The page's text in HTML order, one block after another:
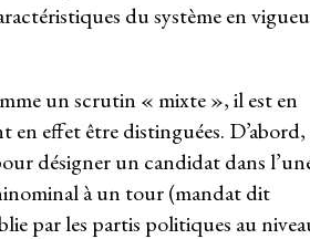
du système en
un scrutin « mixte », il est en
effet être distinguées. D’abord,
désigner un candidat dans
à un tour (mandat dit
par les partis politiques au